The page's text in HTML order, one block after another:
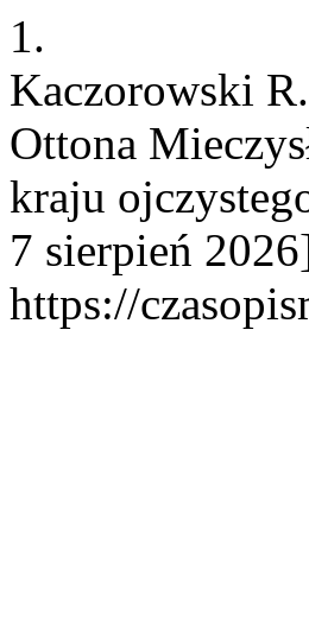
1.
Kaczorowski
Ottona
kraju
7 sierpień
https://